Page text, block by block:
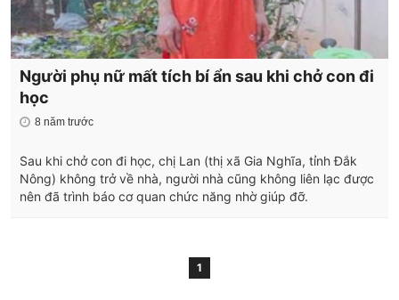
Người phụ nữ mất tích bí ẩn sau khi chở con đi
học
8 năm trước
Sau khi chở con đi học, chị Lan (thị xã Gia Nghĩa, tỉnh Đắk
Nông) không trở về nhà, người nhà cũng không liên lạc được
nên đã trình báo cơ quan chức năng nhờ giúp đỡ.
1